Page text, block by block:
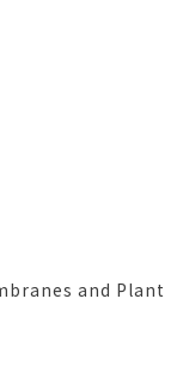
and Plant